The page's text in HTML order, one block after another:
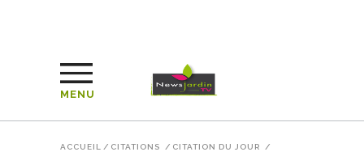
MENU
ACCUEIL / CITATIONS / CITATION DU JOUR /